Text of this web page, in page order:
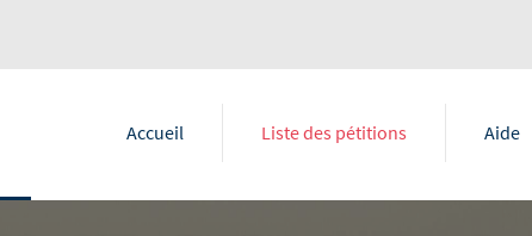
Accueil Liste des pétitions Aide